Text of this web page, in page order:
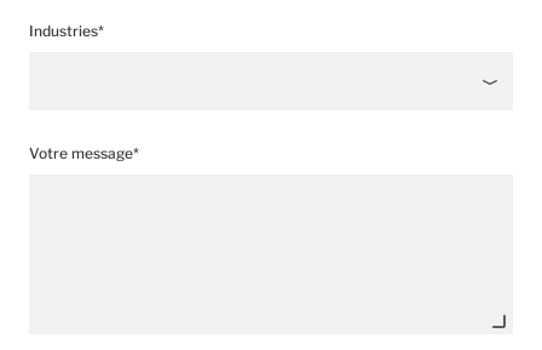
Industries*
Votre message*